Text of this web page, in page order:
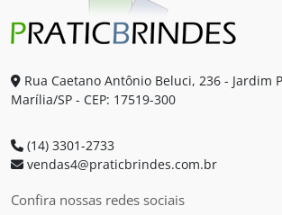
Rua Caetano Antônio Beluci, 236 - Jardim
Marília/SP - CEP: 17519-300
(14) 3301-2733
vendas4@praticbrindes.com.br
Confira nossas redes sociais